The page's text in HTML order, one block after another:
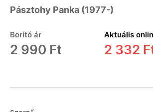
Pásztohy Panka (1977-)
Borító ár
2 990 Ft
Aktuális
2 332